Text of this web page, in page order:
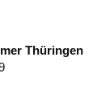
Thüringen